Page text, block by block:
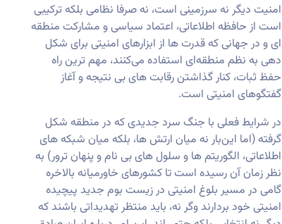
امنیت دیگر نه سرزمینی ا‌ست، نه صرفا نظامی بلکه ترکیبی
است از حافظه اطلاعاتی، اعتماد سیاسی و مشارکت منطقه‌
ای و در جهانی که قدرت ‌ها از ابزارهای امنیتی برای شکل
‌دهی به نظم منطقه‌ای استفاده می‌کنند، مهم ترین راه
حفظ ثبات، کنار گذاشتن رقابت ‌های بی‌ نتیجه و آغاز
گفتگوهای امنیتی است.
در شرایط فعلی با جنگ سرد جدیدی که در منطقه شکل
گرفته (اما این‌بار نه میان ارتش ‌ها، بلکه میان شبکه ‌های
اطلاعاتی، الگوریتم ‌ها و سلول‌ های بی ‌نام و پنهان ترور) به
نظر زمان آن رسیده است تا کشورهای خاورمیانه بالاخره
گامی در مسیر بلوغ امنیتی در زیست بوم جدید پیچیده
امنیتی خود بردارند وگر نه، باید منتظر تهدیداتی باشند که